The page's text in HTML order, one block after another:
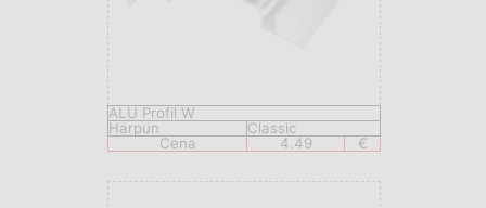
ALU Profil W
Harpun
Classic
Cena
4.49 €